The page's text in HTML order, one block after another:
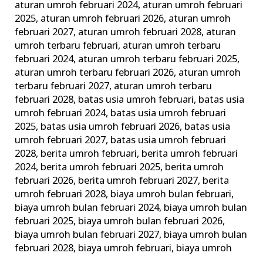
aturan umroh februari 2024, aturan umroh februari
2025, aturan umroh februari 2026, aturan umroh
februari 2027, aturan umroh februari 2028, aturan
umroh terbaru februari, aturan umroh terbaru
februari 2024, aturan umroh terbaru februari 2025,
aturan umroh terbaru februari 2026, aturan umroh
terbaru februari 2027, aturan umroh terbaru
februari 2028, batas usia umroh februari, batas usia
umroh februari 2024, batas usia umroh februari
2025, batas usia umroh februari 2026, batas usia
umroh februari 2027, batas usia umroh februari
2028, berita umroh februari, berita umroh februari
2024, berita umroh februari 2025, berita umroh
februari 2026, berita umroh februari 2027, berita
umroh februari 2028, biaya umroh bulan februari,
biaya umroh bulan februari 2024, biaya umroh bulan
februari 2025, biaya umroh bulan februari 2026,
biaya umroh bulan februari 2027, biaya umroh bulan
februari 2028, biaya umroh februari, biaya umroh